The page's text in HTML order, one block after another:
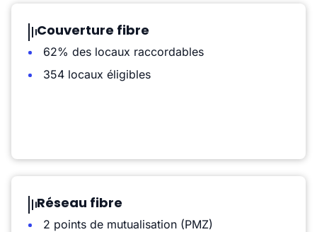
Couverture fibre
62% des locaux raccordables
354 locaux éligibles
Réseau fibre
2 points de mutualisation (PMZ)